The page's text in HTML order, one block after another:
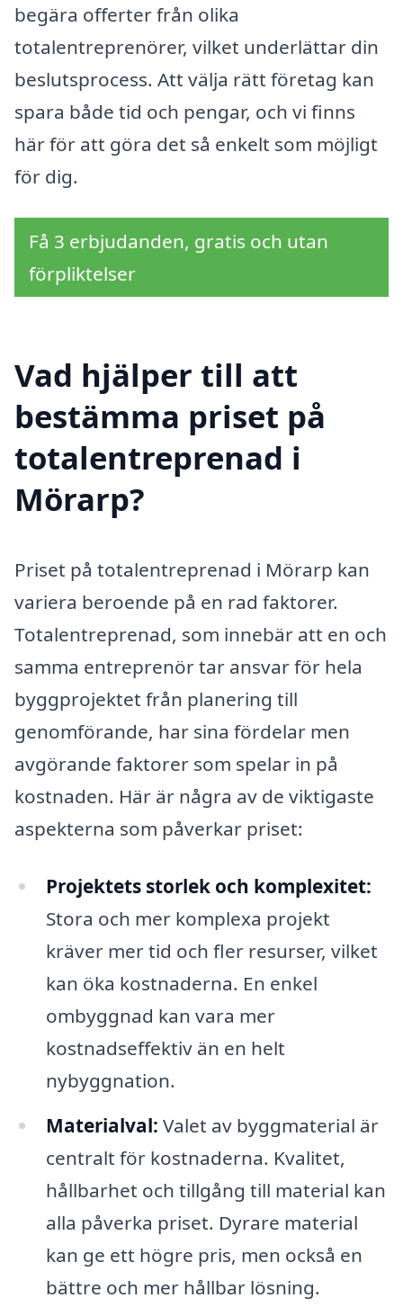
begära offerter från olika
totalentreprenörer, vilket underlättar din
beslutsprocess. Att välja rätt företag kan
spara både tid och pengar, och vi finns
här för att göra det så enkelt som möjligt
för dig.
Få 3 erbjudanden, gratis och utan
förpliktelser
Vad hjälper till att
bestämma priset på
totalentreprenad i
Mörarp?
Priset på totalentreprenad i Mörarp kan
variera beroende på en rad faktorer.
Totalentreprenad, som innebär att en och
samma entreprenör tar ansvar för hela
byggprojektet från planering till
genomförande, har sina fördelar men
avgörande faktorer som spelar in på
kostnaden. Här är några av de viktigaste
aspekterna som påverkar priset:
Projektets storlek och komplexitet:
Stora och mer komplexa projekt
kräver mer tid och fler resurser, vilket
kan öka kostnaderna. En enkel
ombyggnad kan vara mer
kostnadseffektiv än en helt
nybyggnation.
Materialval: Valet av byggmaterial är
centralt för kostnaderna. Kvalitet,
hållbarhet och tillgång till material kan
alla påverka priset. Dyrare material
kan ge ett högre pris, men också en
bättre och mer hållbar lösning.